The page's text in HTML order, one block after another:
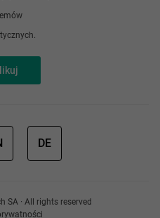
DE
SA · All rights reserved